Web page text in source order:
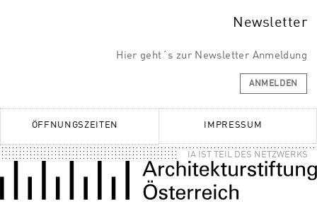
Newsletter
Hier geht´s zur Newsletter Anmeldung
ANMELDEN
ÖFFNUNGSZEITEN IMPRESSUM
IA IST TEIL DES NETZWERKS